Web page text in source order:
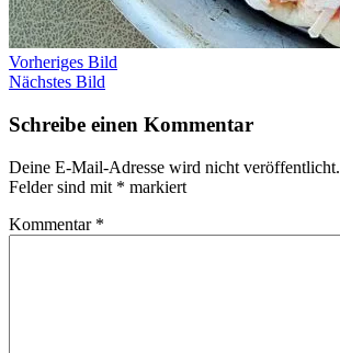
Vorheriges Bild
Nächstes Bild
Schreibe einen Kommentar
Deine E-Mail-Adresse wird nicht veröffentlicht.
Felder sind mit * markiert
Kommentar *